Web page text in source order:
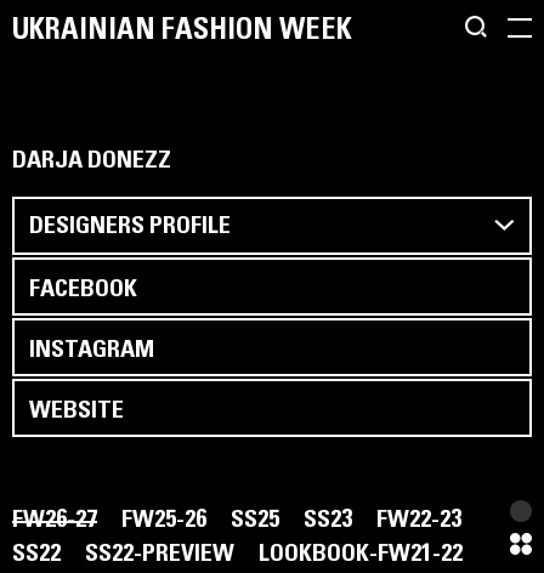
UKRAINIAN FASHION WEEK
DARJA DONEZZ
FW26-27 FW25-26 SS25 SS23
FW22-23
SS22
SS22-PREVIEW
LOOKBOOK-FW21-22
DESIGNERS PROFILE
FACEBOOK
INSTAGRAM
WEBSITE